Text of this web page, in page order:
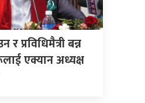
प्रविधिमैत्री बन्न
एक्यान अध्यक्ष